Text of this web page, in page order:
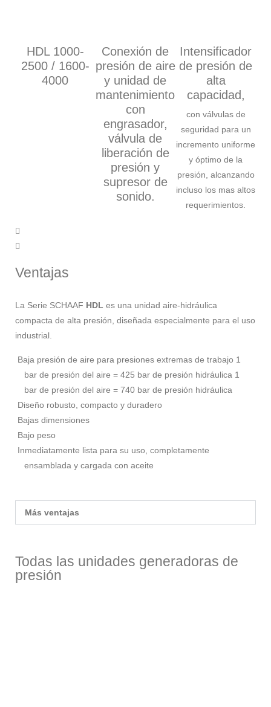
HDL 1000-
2500 / 1600-
4000
Conexión de
presión de aire
y unidad de
mantenimiento
con
engrasador,
válvula de
liberación de
presión y
supresor de
sonido.
Intensificador
de presión de
alta
capacidad,
con válvulas de
seguridad para un
incremento uniforme
y óptimo de la
presión, alcanzando
incluso los mas altos
requerimientos.
Ventajas
La Serie SCHAAF HDL es una unidad aire-hidráulica
compacta de alta presión, diseñada especialmente para el uso
industrial.
Baja presión de aire para presiones extremas de trabajo 1
bar de presión del aire = 425 bar de presión hidráulica 1
bar de presión del aire = 740 bar de presión hidráulica
Diseño robusto, compacto y duradero
Bajas dimensiones
Bajo peso
Inmediatamente lista para su uso, completamente
ensamblada y cargada con aceite
Más ventajas
Todas las unidades generadoras de
presión